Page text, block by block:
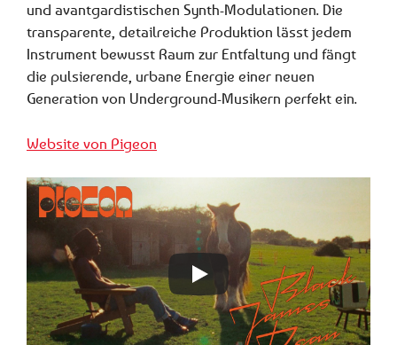
und avantgardistischen Synth-Modulationen. Die
transparente, detailreiche Produktion lässt jedem
Instrument bewusst Raum zur Entfaltung und fängt
die pulsierende, urbane Energie einer neuen
Generation von Underground-Musikern perfekt ein.
Website von Pigeon